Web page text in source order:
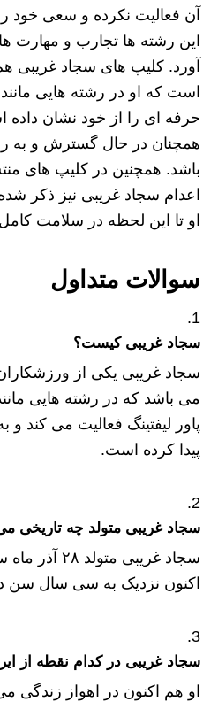
آن فعالیت نکرده و سعی خود را
این رشته ها تجارب و مهارت
آورد. کلیپ های سجاد غریبی
است که او در رشته هایی
حرفه ای را از خود نشان داده
همچنان در حال گسترش و به
باشد. همچنین در کلیپ های
اعدام سجاد غریبی نیز ذکر
او تا این لحظه در سلامت
سوالات متداول
سجاد غریبی کیست؟
سجاد غریبی یکی از
می باشد که در رشته هایی
پاور لیفتینگ فعالیت می کند
پیدا کرده است.
سجاد غریبی متولد چه تاریخی
اکنون نزدیک به سی سال سن
سجاد غریبی در کدام نقطه از
او هم اکنون در اهواز زندگی